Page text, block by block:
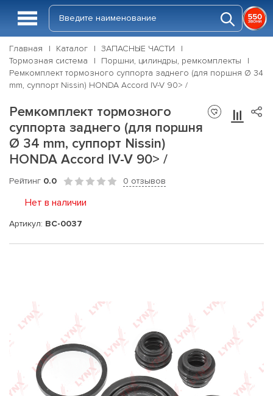
Главная Каталог
ЗАПАСНЫЕ ЧАСТИ
Тормозная система
Поршни, цилиндры, ремкомплекты
Ремкомплект тормозного суппорта заднего (для поршня Ø 34
mm, суппорт Nissin) HONDA Accord IV-V 90> /
Ремкомплект тормозного
суппорта заднего (для поршня
Ø 34 mm, суппорт Nissin)
HONDA Accord IV-V 90> /
Рейтинг 0.0 0 отзывов
Нет в наличии
Артикул: BC-0037